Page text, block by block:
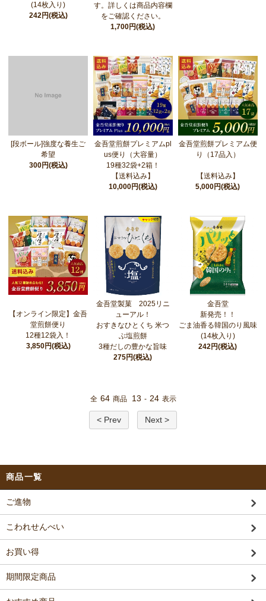
(14枚入り)
242円(税込)
す。詳しくは商品内容欄
をご確認ください。
1,700円(税込)
[段ボール]強度な養生ご
希望
300円(税込)
金吾堂煎餅プレミアムpl
us便り（大容量）
19種32袋+2箱！
【送料込み】
10,000円(税込)
金吾堂煎餅プレミアム便
り（17品入）
【送料込み】
5,000円(税込)
【オンライン限定】金吾
堂煎餅便り
12種12袋入！
3,850円(税込)
金吾堂製菓 2025リニ
ューアル！
おすきなひとくち 米つ
ぶ塩煎餅
3種だしの豊かな旨味
275円(税込)
金吾堂
新発売！！
ごま油香る韓国のり風味
(14枚入り)
242円(税込)
全 64 商品 13 - 24 表示
< Prev Next >
商品一覧
ご進物
こわれせんべい
お買い得
期間限定商品